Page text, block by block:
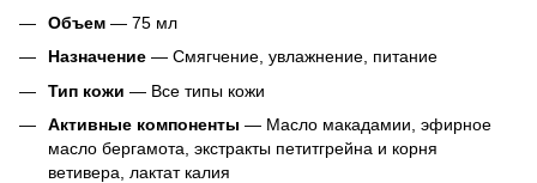
Объем — 75 мл
Назначение — Смягчение, увлажнение, питание
Тип кожи — Все типы кожи
Активные компоненты — Масло макадамии, эфирное
масло бергамота, экстракты петитгрейна и корня
ветивера, лактат калия